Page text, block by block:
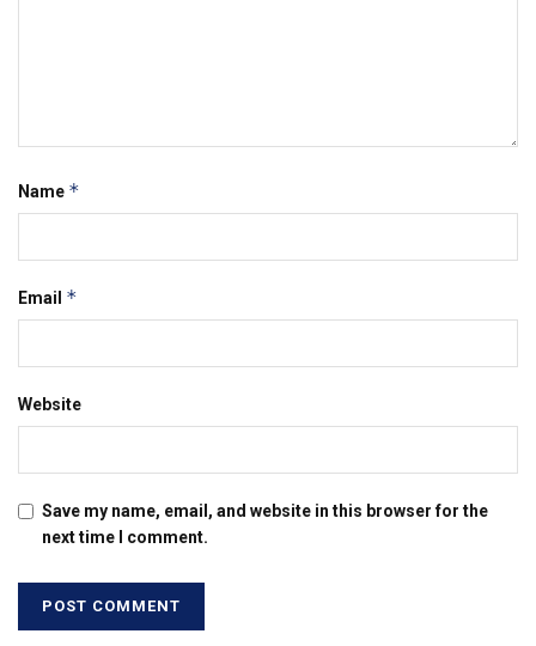
Name *
Email *
Website
Save my name, email, and website in this browser for the
next time I comment.